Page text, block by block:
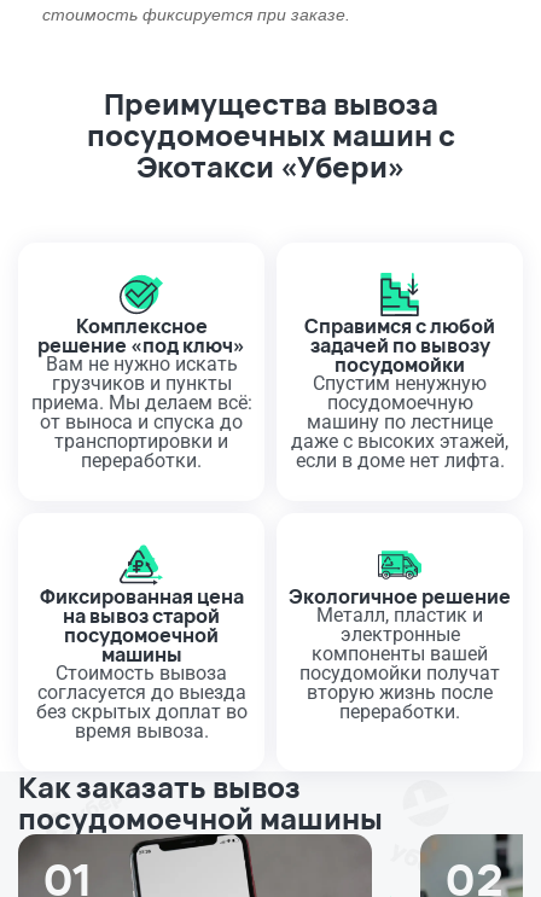
стоимость фиксируется при заказе.
Преимущества вывоза
посудомоечных машин с
Экотакси «Убери»
Комплексное
решение «под ключ»
Вам не нужно искать
грузчиков и пункты
приема. Мы делаем всё:
от выноса и спуска до
транспортировки и
переработки.
Справимся с любой
задачей по вывозу
посудомойки
Спустим ненужную
посудомоечную
машину по лестнице
даже с высоких этажей,
если в доме нет лифта.
Фиксированная цена
на вывоз старой
посудомоечной
машины
Стоимость вывоза
согласуется до выезда
без скрытых доплат во
время вывоза.
Экологичное решение
Металл, пластик и
электронные
компоненты вашей
посудомойки получат
вторую жизнь после
переработки.
Как заказать вывоз
посудомоечной машины
01 02